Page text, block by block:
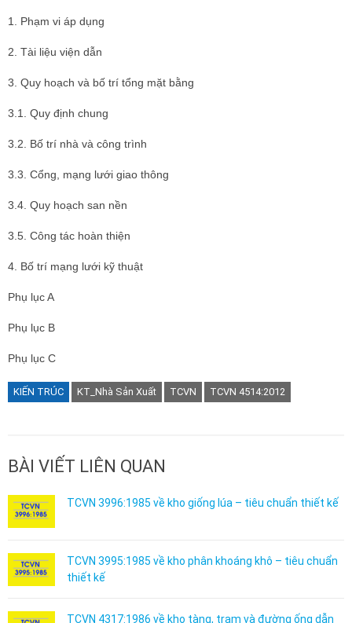
1. Phạm vi áp dụng
2. Tài liệu viện dẫn
3. Quy hoạch và bố trí tổng mặt bằng
3.1. Quy định chung
3.2. Bố trí nhà và công trình
3.3. Cổng, mạng lưới giao thông
3.4. Quy hoạch san nền
3.5. Công tác hoàn thiện
4. Bố trí mạng lưới kỹ thuật
Phụ lục A
Phụ lục B
Phụ lục C
KIẾN TRÚC KT_Nhà Sản Xuất TCVN TCVN 4514:2012
BÀI VIẾT LIÊN QUAN
TCVN 3996:1985 về kho giống lúa – tiêu chuẩn thiết kế
TCVN 3995:1985 về kho phân khoáng khô – tiêu chuẩn
thiết kế
TCVN 4317:1986 về kho tàng, trạm và đường ống dẫn